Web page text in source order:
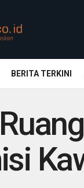
BERITA TERKINI